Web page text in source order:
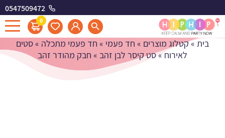
0547509472
0חבק מהודר זהב
בית»קטלוג מוצרים » חד פעמי » חד פעמי מתכלה »סטים
לאירוח »סט קיסר לבן זהב » חבק מהודר זהב